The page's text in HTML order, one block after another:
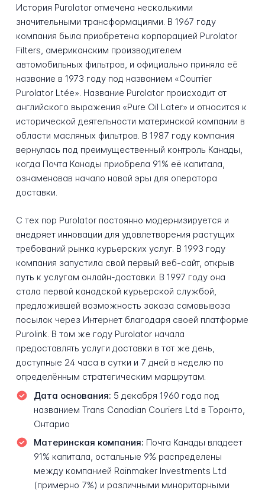
История Purolator отмечена несколькими
значительными трансформациями. В 1967 году
компания была приобретена корпорацией Purolator
Filters, американским производителем
автомобильных фильтров, и официально приняла её
название в 1973 году под названием «Courrier
Purolator Ltée». Название Purolator происходит от
английского выражения «Pure Oil Later» и относится к
исторической деятельности материнской компании в
области масляных фильтров. В 1987 году компания
вернулась под преимущественный контроль Канады,
когда Почта Канады приобрела 91% её капитала,
ознаменовав начало новой эры для оператора
доставки.
С тех пор Purolator постоянно модернизируется и
внедряет инновации для удовлетворения растущих
требований рынка курьерских услуг. В 1993 году
компания запустила свой первый веб-сайт, открыв
путь к услугам онлайн-доставки. В 1997 году она
стала первой канадской курьерской службой,
предложившей возможность заказа самовывоза
посылок через Интернет благодаря своей платформе
Purolink. В том же году Purolator начала
предоставлять услуги доставки в тот же день,
доступные 24 часа в сутки и 7 дней в неделю по
определённым стратегическим маршрутам.
Дата основания: 5 декабря 1960 года под
названием Trans Canadian Couriers Ltd в Торонто,
Онтарио
Материнская компания: Почта Канады владеет
91% капитала, остальные 9% распределены
между компанией Rainmaker Investments Ltd
(примерно 7%) и различными миноритарными